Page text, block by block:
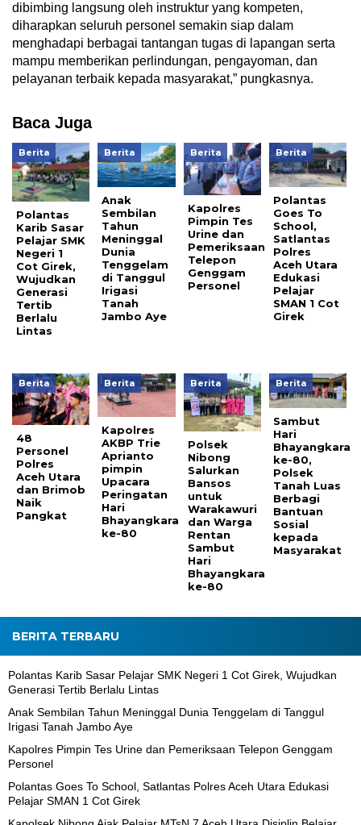
dibimbing langsung oleh instruktur yang kompeten,
diharapkan seluruh personel semakin siap dalam
menghadapi berbagai tantangan tugas di lapangan serta
mampu memberikan perlindungan, pengayoman, dan
pelayanan terbaik kepada masyarakat,” pungkasnya.
Baca Juga
Berita
Polantas
Karib Sasar
Pelajar SMK
Negeri 1
Cot Girek,
Wujudkan
Generasi
Tertib
Berlalu
Lintas
Berita
Anak
Sembilan
Tahun
Meninggal
Dunia
Tenggelam
di Tanggul
Irigasi
Tanah
Jambo Aye
Berita
Kapolres
Pimpin Tes
Urine dan
Pemeriksaan
Telepon
Genggam
Personel
Berita
Polantas
Goes To
School,
Satlantas
Polres
Aceh Utara
Edukasi
Pelajar
SMAN 1 Cot
Girek
Berita
48
Personel
Polres
Aceh Utara
dan Brimob
Naik
Pangkat
Berita
Kapolres
AKBP Trie
Aprianto
pimpin
Upacara
Peringatan
Hari
Bhayangkara
ke-80
Berita
Polsek
Nibong
Salurkan
Bansos
untuk
Warakawuri
dan Warga
Rentan
Sambut
Hari
Bhayangkara
ke-80
Berita
Sambut
Hari
Bhayangkara
ke-80,
Polsek
Tanah Luas
Berbagi
Bantuan
Sosial
kepada
Masyarakat
BERITA TERBARU
Polantas Karib Sasar Pelajar SMK Negeri 1 Cot Girek, Wujudkan
Generasi Tertib Berlalu Lintas
Anak Sembilan Tahun Meninggal Dunia Tenggelam di Tanggul
Irigasi Tanah Jambo Aye
Kapolres Pimpin Tes Urine dan Pemeriksaan Telepon Genggam
Personel
Polantas Goes To School, Satlantas Polres Aceh Utara Edukasi
Pelajar SMAN 1 Cot Girek